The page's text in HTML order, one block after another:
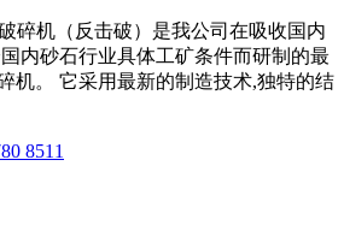
碎机（反击破）是我公司在吸收国内
内砂石行业具体工矿条件而研制的最
机。 它采用最新的制造技术,独特的结
8511